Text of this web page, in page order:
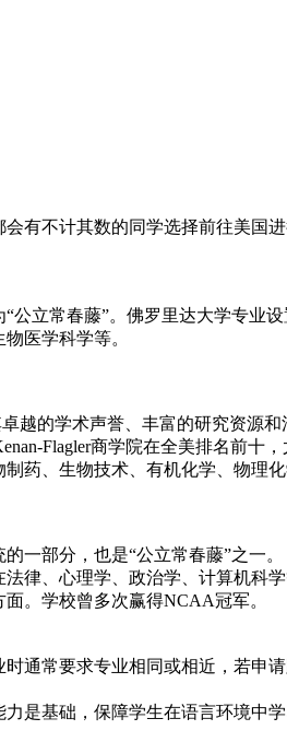
有不计其数的同学选择前往美国
立常春藤”。佛罗里达大学专业
医学科学等。
越的学术声誉、丰富的研究资源和
Flagler商学院在全美排名前十，
药、生物技术、有机化学、物理化
一部分，也是“公立常春藤”之一。
律、心理学、政治学、计算机科学
。学校曾多次赢得NCAA冠军。
通常要求专业相同或相近，若申
是基础，保障学生在语言环境中学